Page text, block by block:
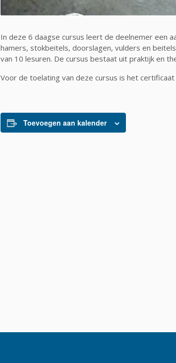
In deze 6 daagse cursus leert de deelnemer een
hamers, stokbeitels, doorslagen, vulders en
van 10 lesuren. De cursus bestaat uit praktijk en
Voor de toelating van deze cursus is het
Toevoegen aan kalender